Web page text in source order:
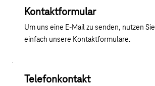
Kontaktformular
Um uns eine E-Mail zu senden, nutzen Sie
einfach unsere Kontaktformulare.
Telefonkontakt